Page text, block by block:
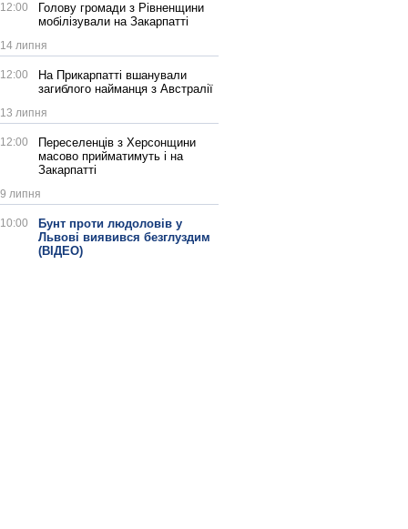
12:00
Голову громади з Рівненщини
мобілізували на Закарпатті
14 липня
12:00
На Прикарпатті вшанували
загиблого найманця з Австралії
13 липня
12:00
Переселенців з Херсонщини
масово прийматимуть і на
Закарпатті
9 липня
10:00
Бунт проти людоловів у
Львові виявився безглуздим
(ВІДЕО)